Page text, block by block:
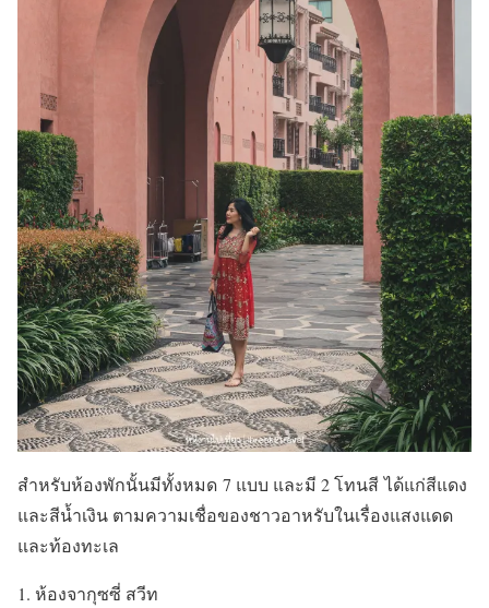
สำหรับห้องพักนั้นมีทั้งหมด 7 แบบ และมี 2โทนสีได้แก่สีแดง
และสีน้ำเงิน ตามความเชื่อของชาวอาหรับในเรื่องแสงแดด
และท้องทะเล
ห้องจากุซซี่ สวีท